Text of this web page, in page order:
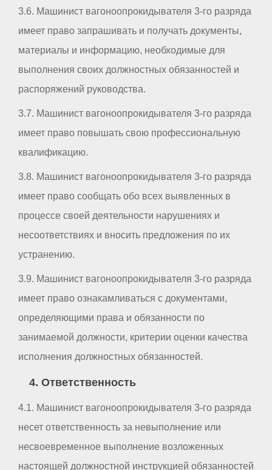
3.6. Машинист вагоноопрокидывателя 3-го разряда
имеет право запрашивать и получать документы,
материалы и информацию, необходимые для
выполнения своих должностных обязанностей и
распоряжений руководства.
3.7. Машинист вагоноопрокидывателя 3-го разряда
имеет право повышать свою профессиональную
квалификацию.
3.8. Машинист вагоноопрокидывателя 3-го разряда
имеет право сообщать обо всех выявленных в
процессе своей деятельности нарушениях и
несоответствиях и вносить предложения по их
устранению.
3.9. Машинист вагоноопрокидывателя 3-го разряда
имеет право ознакамливаться с документами,
определяющими права и обязанности по
занимаемой должности, критерии оценки качества
исполнения должностных обязанностей.
4. Ответственность
4.1. Машинист вагоноопрокидывателя 3-го разряда
несет ответственность за невыполнение или
несвоевременное выполнение возложенных
настоящей должностной инструкцией обязанностей